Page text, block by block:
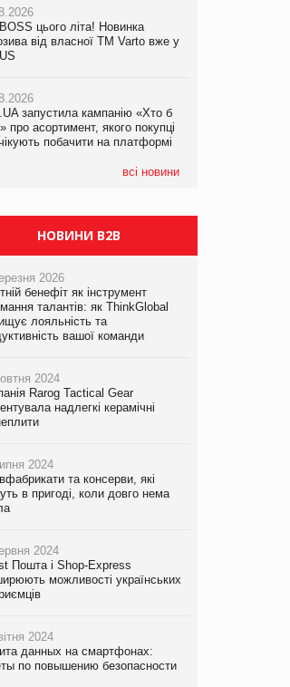
цього літа! Новинка
від власної ТМ Varto вже у
запустила кампанію «Хто б
про асортимент, якого покупці
побачити на платформі
всі новини
цього літа! Новинка
від власної ТМ Varto вже у
запустила кампанію «Хто б
про асортимент, якого покупці
побачити на платформі
заборонила рекламні дзвінки
НОВИНИ B2B
2026
бенефіт як інструмент
талантів: як ThinkGlobal
лояльність та
вашої команди
2024
Rarog Tactical Gear
надлегкі керамічні
2024
та консерви, які
в пригоді, коли довго нема
2024
Пошта і Shop-Express
можливості українських
2024
данных на смартфонах:
по повышению безопасности